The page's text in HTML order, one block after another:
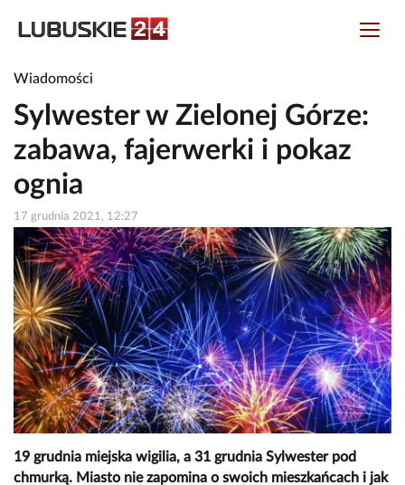
Wiadomości
Sylwester w Zielonej Górze:
zabawa, fajerwerki i pokaz
ognia
17 grudnia 2021, 12:27
19 grudnia miejska wigilia, a 31 grudnia Sylwester pod
chmurką. Miasto nie zapomina o swoich mieszkańcach i jak